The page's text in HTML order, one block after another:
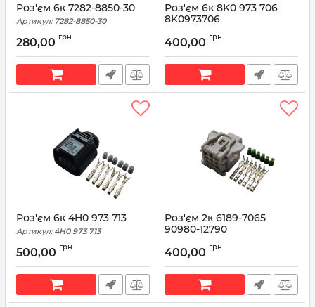
Роз'єм 6к 7282-8850-30
Артикул: 7282-8850-30
280,00 грн
Роз'єм 6к 8K0 973 706
8K0973706
400,00 грн
Роз'єм 6к 4H0 973 713
Артикул: 4H0 973 713
500,00 грн
Роз'єм 2к 6189-7065
90980-12790
400,00 грн